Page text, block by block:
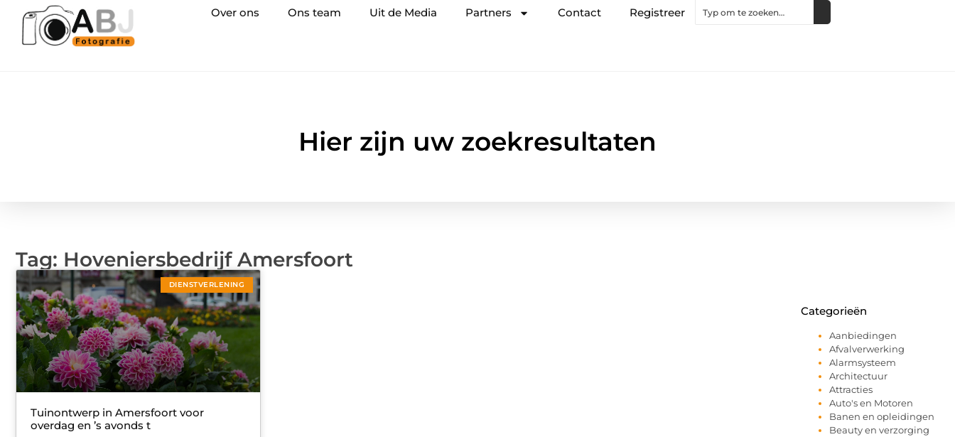
Over ons Ons team Uit de Media Partners Contact Registreer
Hier zijn uw zoekresultaten
Tag: Hoveniersbedrijf Amersfoort
DIENSTVERLENING
Tuinontwerp in Amersfoort voor
overdag en ’s avonds t
Categorieën
Aanbiedingen
Afvalverwerking
Alarmsysteem
Architectuur
Attracties
Auto's en Motoren
Banen en opleidingen
Beauty en verzorging